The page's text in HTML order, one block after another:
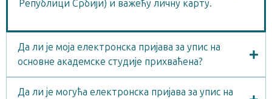
Републици Србији) и важећу личну карту.
Да ли је моја електронска пријава за упис на
основне академске студије прихваћена?
Да ли je могућа електронска пријава за упис на